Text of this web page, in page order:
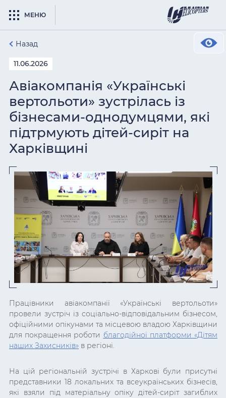
МЕНЮ
Назад
11.06.2026
Авіакомпанія «Українські
вертольоти» зустрілась із
бізнесами-однодумцями, які
підтрмують дітей-сиріт на
Харківщині
Працівники авіакомпанії «Українські вертольоти»
провели зустріч із соціально-відповідальним бізнесом,
офіційними опікунами та місцевою владою Харківщини
для покращення роботи благодійної платформи «Дітям
наших Захисників» в регіоні.
На цій регіональній зустрічі в Харкові були присутні
представники 18 локальних та всеукраїнських бізнесів,
які взяли під матеріальну опіку дітей-сиріт загиблих